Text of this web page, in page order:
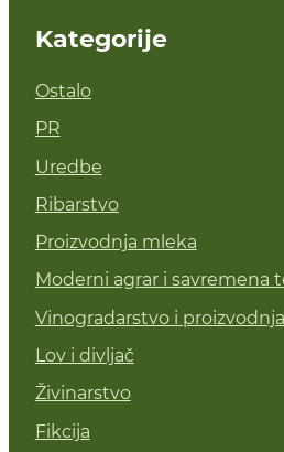
Kategorije
Ostalo
PR
Uredbe
Ribarstvo
Proizvodnja mleka
Moderni agrar i savremena
Vinogradarstvo i
Lov i divljač
Živinarstvo
Fikcija